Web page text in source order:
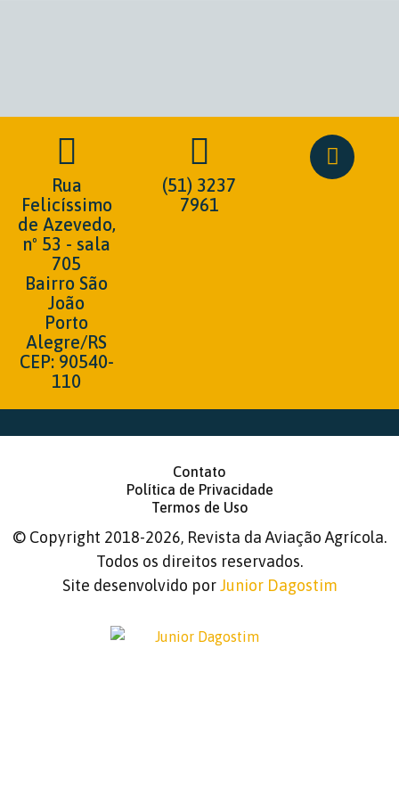
Rua
Felicíssimo
de Azevedo,
nº 53 - sala
705
Bairro São
João
Porto
Alegre/RS
CEP: 90540-
110
(51) 3237
7961
Contato
Política de Privacidade
Termos de Uso
© Copyright 2018-2026, Revista da Aviação Agrícola.
Todos os direitos reservados.
Site desenvolvido porJunior Dagostim